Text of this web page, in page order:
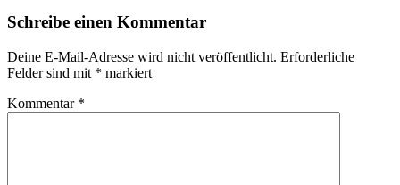
Schreibe einen Kommentar
Deine E-Mail-Adresse wird nicht veröffentlicht. Erforderliche
Felder sind mit * markiert
Kommentar *